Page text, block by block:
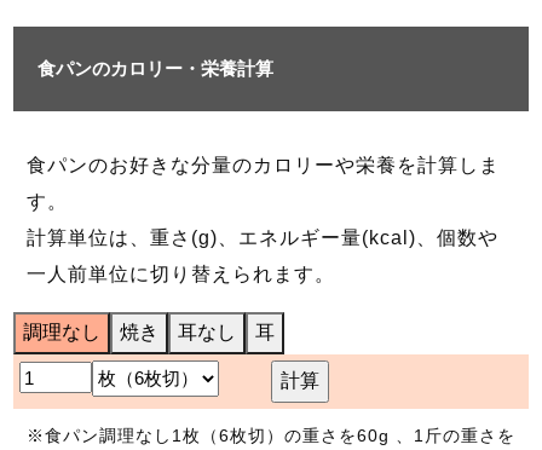
食パンのカロリー・栄養計算
食パンのお好きな分量のカロリーや栄養を計算しま
す。
計算単位は、重さ(g)、エネルギー量(kcal)、個数や
一人前単位に切り替えられます。
調理なし 焼き 耳なし 耳
計算
※食パン調理なし1枚（6枚切）の重さを60g 、1斤の重さを